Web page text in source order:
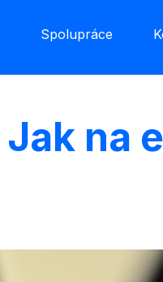
Spolupráce
Jak na